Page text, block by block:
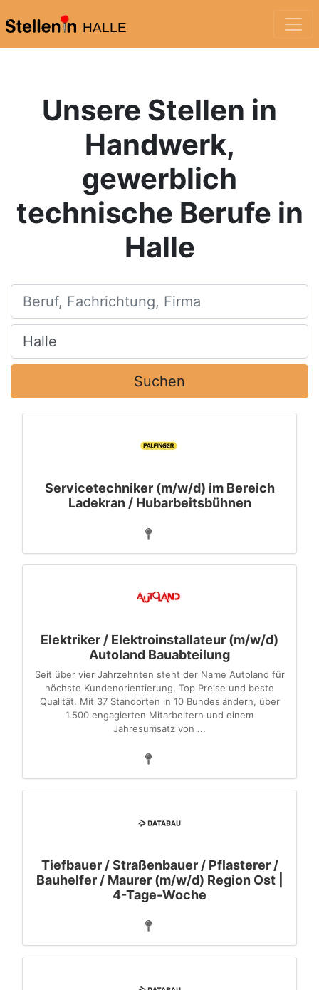
HALLE
Unsere Stellen in
Handwerk,
gewerblich
technische Berufe in
Halle
Beruf, Fachrichtung, Firma
Ort, Stadt
Suchen
Servicetechniker (m/w/d) im Bereich
Ladekran / Hubarbeitsbühnen
Elektriker / Elektroinstallateur (m/w/d)
Autoland Bauabteilung
Seit über vier Jahrzehnten steht der Name Autoland für
höchste Kundenorientierung, Top Preise und beste
Qualität. Mit 37 Standorten in 10 Bundesländern, über
1.500 engagierten Mitarbeitern und einem
Jahresumsatz von ...
Tiefbauer / Straßenbauer / Pflasterer /
Bauhelfer / Maurer (m/w/d) Region Ost |
4-Tage-Woche